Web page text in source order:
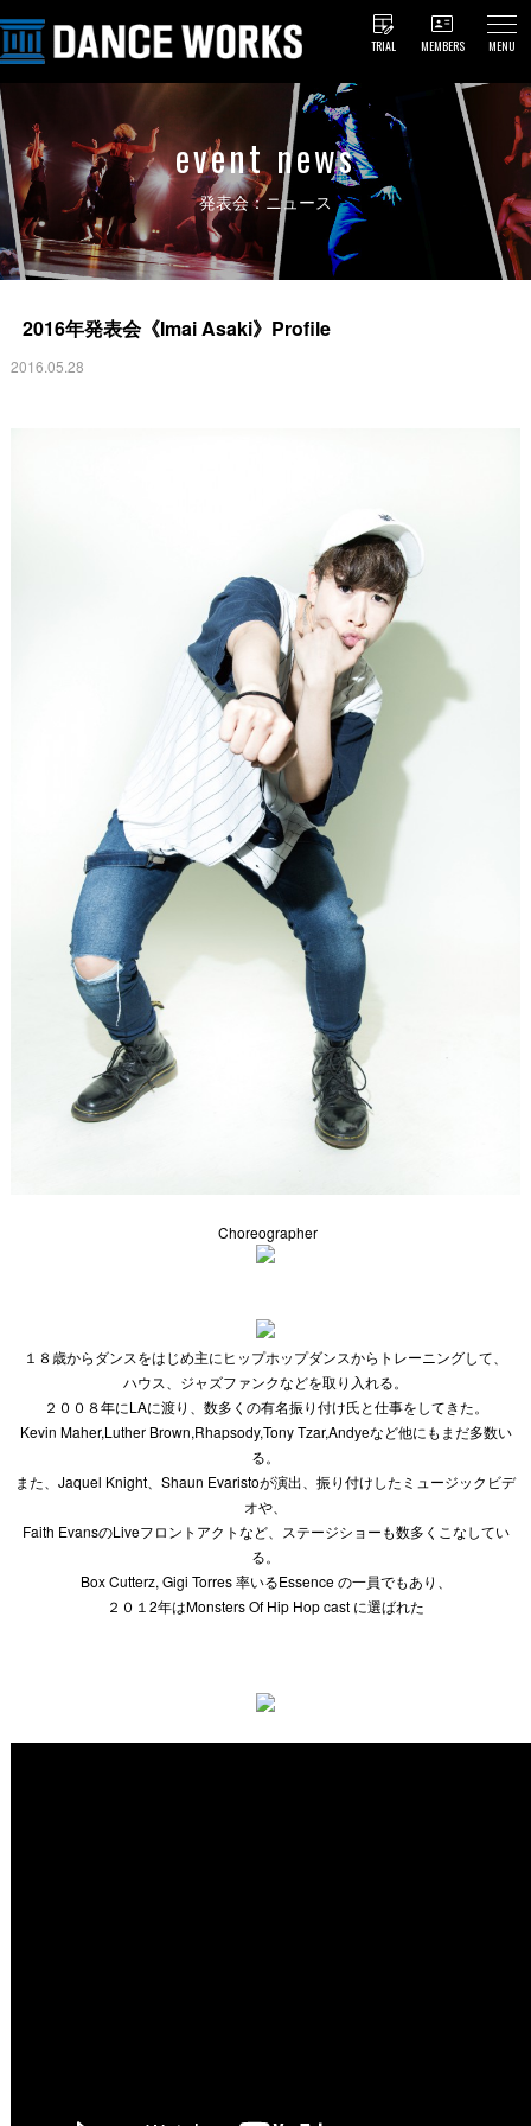
TRIAL MEMBERS MENU
event news
発表会：ニュース
2016年発表会《Imai Asaki》Profile
2016.05.28
Choreographer
１８歳からダンスをはじめ主にヒップホップダンスからトレーニングして、
ハウス、ジャズファンクなどを取り入れる。
２００８年にLAに渡り、数多くの有名振り付け氏と仕事をしてきた。
Kevin Maher,Luther Brown,Rhapsody,Tony Tzar,Andyeなど他にもまだ多数い
る。
また、Jaquel Knight、Shaun Evaristoが演出、振り付けしたミュージックビデ
オや、
Faith EvansのLiveフロントアクトなど、ステージショーも数多くこなしてい
る。
Box Cutterz, Gigi Torres 率いるEssence の一員でもあり、
２０１2年はMonsters Of Hip Hop cast に選ばれた